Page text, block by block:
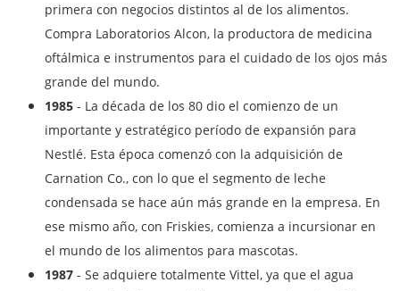
primera con negocios distintos al de los alimentos.
Compra Laboratorios Alcon, la productora de medicina
oftálmica e instrumentos para el cuidado de los ojos más
grande del mundo.
1985 - La década de los 80 dio el comienzo de un
importante y estratégico período de expansión para
Nestlé. Esta época comenzó con la adquisición de
Carnation Co., con lo que el segmento de leche
condensada se hace aún más grande en la empresa. En
ese mismo año, con Friskies, comienza a incursionar en
el mundo de los alimentos para mascotas.
1987 - Se adquiere totalmente Vittel, ya que el agua